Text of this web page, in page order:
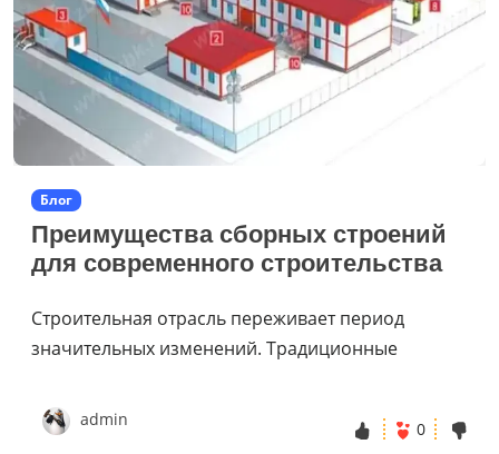
Блог
Преимущества сборных строений
для современного строительства
Строительная отрасль переживает период
значительных изменений. Традиционные
admin 0